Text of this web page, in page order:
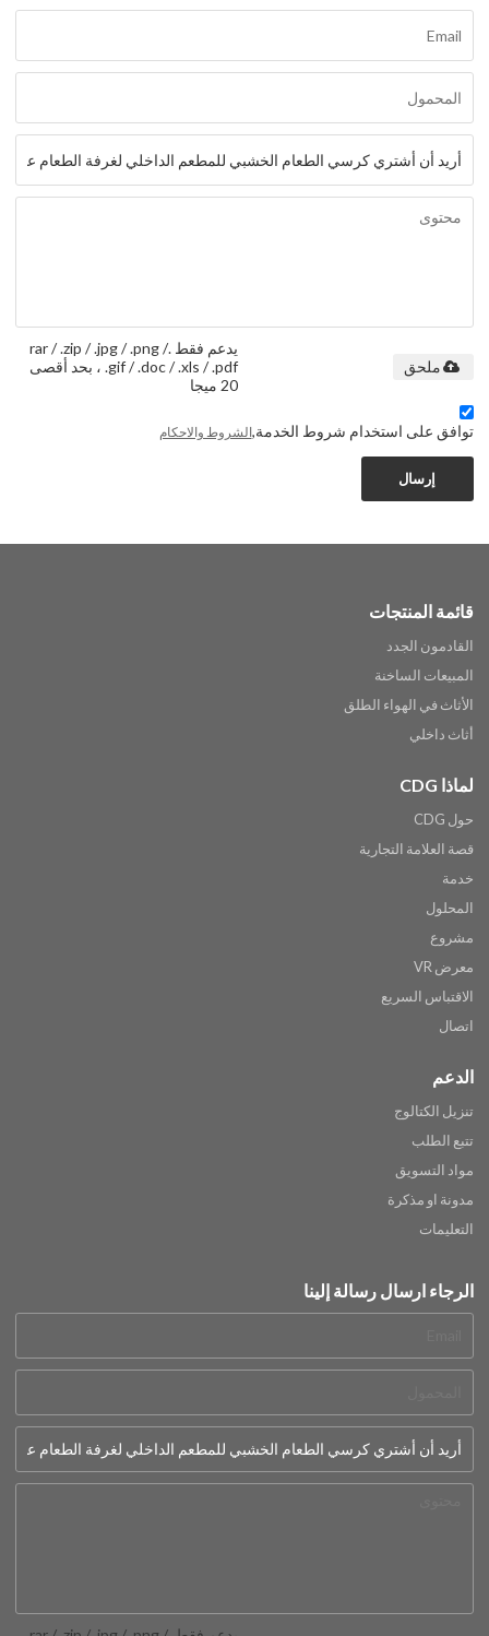
يدعم فقط .rar / .zip / .jpg / .png /
.gif / .doc / .xls / .pdf ، بحد أقصى
20 ميجا
ملحق
توافق على استخدام شروط الخدمة,الشروط والاحكام
إرسال
قائمة المنتجات
القادمون الجدد
المبيعات الساخنة
الأثاث في الهواء الطلق
أثاث داخلي
لماذا CDG
حول CDG
قصة العلامة التجارية
خدمة
المحلول
مشروع
معرض VR
الاقتباس السريع
اتصال
الدعم
تنزيل الكتالوج
تتبع الطلب
مواد التسويق
مدونة او مذكرة
التعليمات
الرجاء ارسال رسالة إلينا